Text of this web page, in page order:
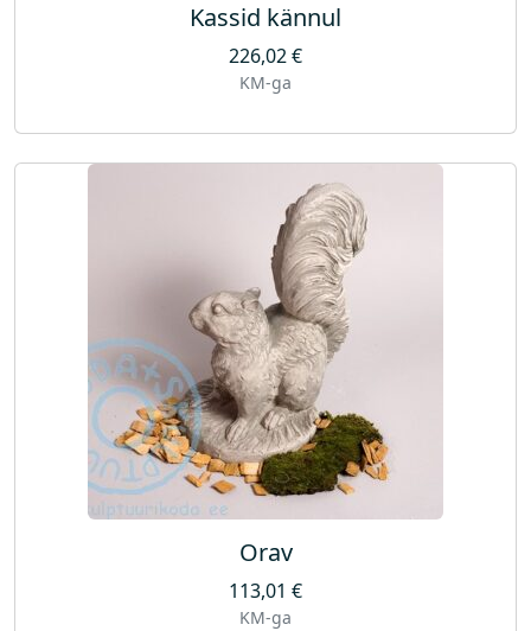
Kassid kännul
226,02€
KM-ga
Orav
113,01 €
KM-ga